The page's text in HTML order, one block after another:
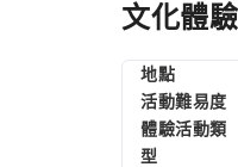
文化體驗
地點
活動難易度
體驗活動類
型